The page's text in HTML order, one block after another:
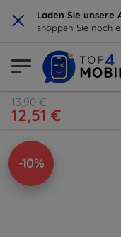
× Laden Sie unsere
shoppen Sie noch
13,90 €
12,51 €
-10%